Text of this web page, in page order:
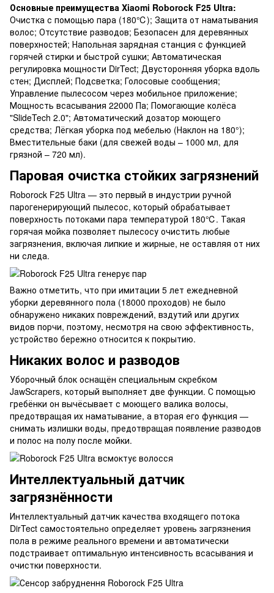
Основные преимущества Xiaomi Roborock F25 Ultra:
Очистка с помощью пара (180℃); Защита от наматывания
волос; Отсутствие разводов; Безопасен для деревянных
поверхностей; Напольная зарядная станция с функцией
горячей стирки и быстрой сушки; Автоматическая
регулировка мощности DirTect; Двусторонняя уборка вдоль
стен; Дисплей; Подсветка; Голосовые сообщения;
Управление пылесосом через мобильное приложение;
Мощность всасывания 22000 Па; Помогающие колёса
"SlideTech 2.0"; Автоматический дозатор моющего
средства; Лёгкая уборка под мебелью (Наклон на 180°);
Вместительные баки (для свежей воды – 1000 мл, для
грязной – 720 мл).
Паровая очистка стойких загрязнений
Roborock F25 Ultra — это первый в индустрии ручной
парогенерирующий пылесос, который обрабатывает
поверхность потоками пара температурой 180℃. Такая
горячая мойка позволяет пылесосу очистить любые
загрязнения, включая липкие и жирные, не оставляя от них
ни следа.
Важно отметить, что при имитации 5 лет ежедневной
уборки деревянного пола (18000 проходов) не было
обнаружено никаких повреждений, вздутий или других
видов порчи, поэтому, несмотря на свою эффективность,
устройство бережно относится к покрытию.
Никаких волос и разводов
Уборочный блок оснащён специальным скребком
JawScrapers, который выполняет две функции. С помощью
гребёнки он вычёсывает с моющего валика волосы,
предотвращая их наматывание, а вторая его функция —
снимать излишки воды, предотвращая появление разводов
и полос на полу после мойки.
Интеллектуальный датчик
загрязнённости
Интеллектуальный датчик качества входящего потока
DirTect самостоятельно определяет уровень загрязнения
пола в режиме реального времени и автоматически
подстраивает оптимальную интенсивность всасывания и
очистки поверхности.